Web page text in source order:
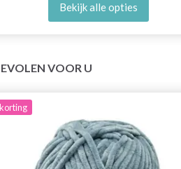
Bekijk alle opties
VOOR U
korting